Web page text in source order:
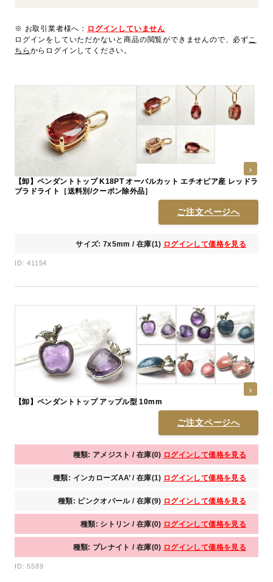
※ お取引業者様へ： ログインしていません
ログインをしていただかないと商品の閲覧ができませんので、必ずこ
ちら からログインしてください。
【卸】ペンダントトップ K18PT オーバルカット エチオピア産 レッドラ
ブラドライト［送料別/クーポン除外品］
ご注文ページへ
サイズ: 7x5mm / 在庫(1) ログインして価格を見る
ID: 41154
【卸】ペンダントトップ アップル型 10mm
ご注文ページへ
種類: アメジスト / 在庫(0) ログインして価格を見る
種類: インカローズAA’ / 在庫(1) ログインして価格を見る
種類: ピンクオパール / 在庫(9) ログインして価格を見る
種類: シトリン / 在庫(0) ログインして価格を見る
種類: プレナイト / 在庫(0) ログインして価格を見る
ID: 5589